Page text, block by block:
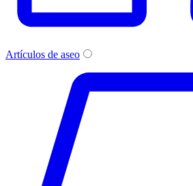
Artículos de aseo